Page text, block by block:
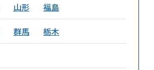
山形 福島
群馬 栃木